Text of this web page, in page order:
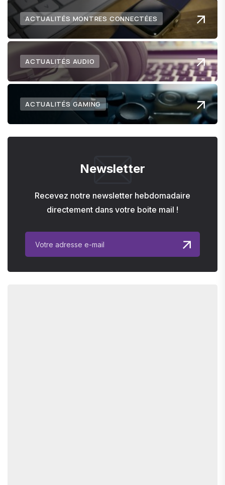
ACTUALITÉS MONTRES CONNECTÉES
ACTUALITÉS AUDIO
ACTUALITÉS GAMING
Newsletter
Recevez notre newsletter hebdomadaire
directement dans votre boite mail !